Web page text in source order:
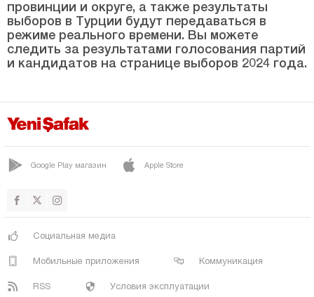
Бингёль
Битлис
Болу
Бурса
Чанаккале
Денизли
провинции и округе, а также результаты
выборов в Турции будут передаваться в
режиме реального времени. Вы можете
следить за результатами голосования партий
и кандидатов на странице выборов 2024 года.
Google Play магазин Apple Store
Социальная медиа
Мобильные приложения Коммуникация
RSS Условия эксплуатации